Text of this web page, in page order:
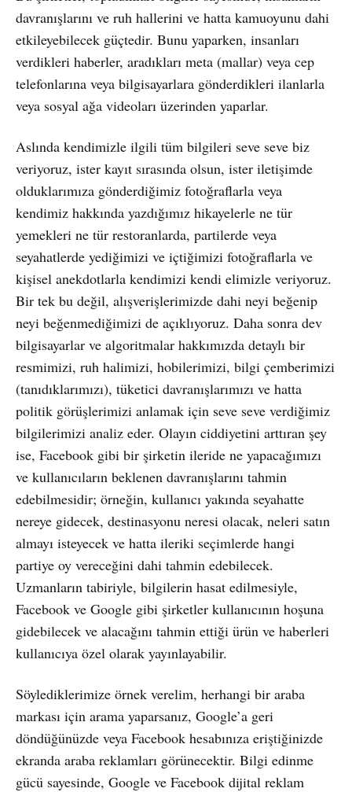
davranışlarını ve ruh hallerini ve hatta kamuoyunu dahi
etkileyebilecek güçtedir. Bunu yaparken, insanları
verdikleri haberler, aradıkları meta (mallar) veya cep
telefonlarına veya bilgisayarlara gönderdikleri ilanlarla
veya sosyal ağa videoları üzerinden yaparlar.
Aslında kendimizle ilgili tüm bilgileri seve seve biz
veriyoruz, ister kayıt sırasında olsun, ister iletişimde
olduklarımıza gönderdiğimiz fotoğraflarla veya
kendimiz hakkında yazdığımız hikayelerle ne tür
yemekleri ne tür restoranlarda, partilerde veya
seyahatlerde yediğimizi ve içtiğimizi fotoğraflarla ve
kişisel anekdotlarla kendimizi kendi elimizle veriyoruz.
Bir tek bu değil, alışverişlerimizde dahi neyi beğenip
neyi beğenmediğimizi de açıklıyoruz. Daha sonra dev
bilgisayarlar ve algoritmalar hakkımızda detaylı bir
resmimizi, ruh halimizi, hobilerimizi, bilgi çemberimizi
(tanıdıklarımızı), tüketici davranışlarımızı ve hatta
politik görüşlerimizi anlamak için seve seve verdiğimiz
bilgilerimizi analiz eder. Olayın ciddiyetini arttıran şey
ise, Facebook gibi bir şirketin ileride ne yapacağımızı
ve kullanıcıların beklenen davranışlarını tahmin
edebilmesidir; örneğin, kullanıcı yakında seyahatte
nereye gidecek, destinasyonu neresi olacak, neleri satın
almayı isteyecek ve hatta ileriki seçimlerde hangi
partiye oy vereceğini dahi tahmin edebilecek.
Uzmanların tabiriyle, bilgilerin hasat edilmesiyle,
Facebook ve Google gibi şirketler kullanıcının hoşuna
gidebilecek ve alacağını tahmin ettiği ürün ve haberleri
kullanıcıya özel olarak yayınlayabilir.
Söylediklerimize örnek verelim, herhangi bir araba
markası için arama yaparsanız, Google’a geri
döndüğünüzde veya Facebook hesabınıza eriştiğinizde
ekranda araba reklamları görünecektir. Bilgi edinme
gücü sayesinde, Google ve Facebook dijital reklam